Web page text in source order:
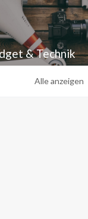
& Technik
Alle anzeigen